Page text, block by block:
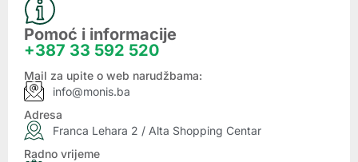
Pomoć i informacije
+387 33 592 520
Mail za upite o web narudžbama:
info@monis.ba
Adresa
Franca Lehara 2 / Alta Shopping Centar
Radno vrijeme